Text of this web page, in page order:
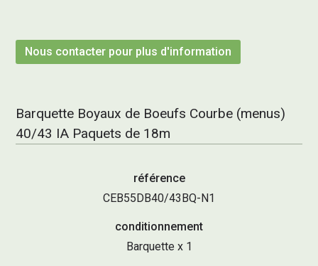
Nous contacter pour plus d'information
Barquette Boyaux de Boeufs Courbe (menus)
40/43 IA Paquets de 18m
référence
CEB55DB40/43BQ-N1
conditionnement
Barquette x 1